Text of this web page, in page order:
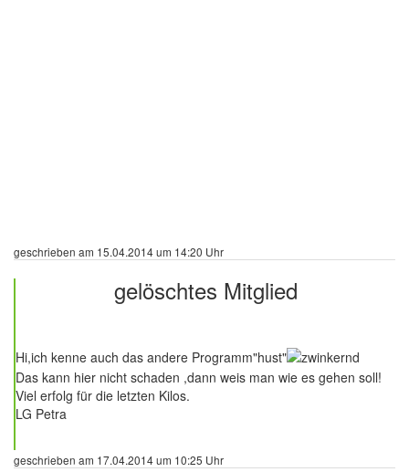
geschrieben am 15.04.2014 um 14:20 Uhr
gelöschtes Mitglied
Hi,ich kenne auch das andere Programm"hust"
Das kann hier nicht schaden ,dann weis man wie es gehen soll!
Viel erfolg für die letzten Kilos.
LG Petra
geschrieben am 17.04.2014 um 10:25 Uhr